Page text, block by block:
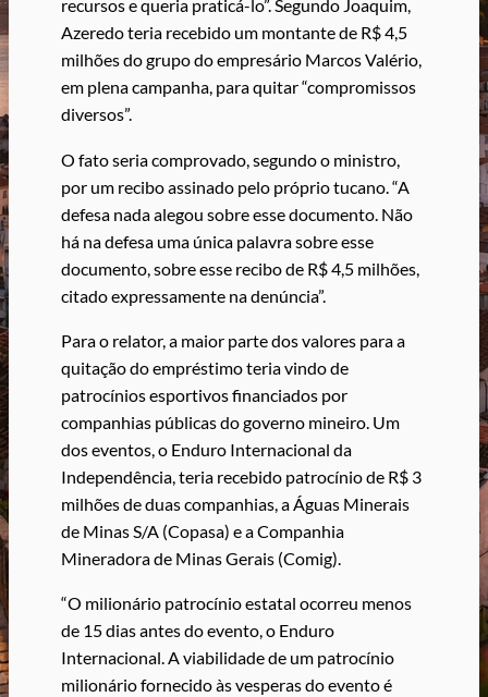
recursos e queria praticá-lo”. Segundo Joaquim,
Azeredo teria recebido um montante de R$ 4,5
milhões do grupo do empresário Marcos Valério,
em plena campanha, para quitar “compromissos
diversos”.
O fato seria comprovado, segundo o ministro,
por um recibo assinado pelo próprio tucano. “A
defesa nada alegou sobre esse documento. Não
há na defesa uma única palavra sobre esse
documento, sobre esse recibo de R$ 4,5 milhões,
citado expressamente na denúncia”.
Para o relator, a maior parte dos valores para a
quitação do empréstimo teria vindo de
patrocínios esportivos financiados por
companhias públicas do governo mineiro. Um
dos eventos, o Enduro Internacional da
Independência, teria recebido patrocínio de R$ 3
milhões de duas companhias, a Águas Minerais
de Minas S/A (Copasa) e a Companhia
Mineradora de Minas Gerais (Comig).
“O milionário patrocínio estatal ocorreu menos
de 15 dias antes do evento, o Enduro
Internacional. A viabilidade de um patrocínio
milionário fornecido às vesperas do evento é